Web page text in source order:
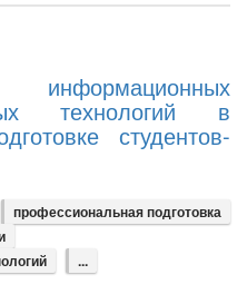
технологий в
студентов-
профессиональная подготовка
...